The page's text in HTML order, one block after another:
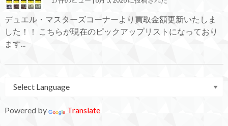
デュエル・マスターズコーナーより買取金額更新いたしま
した！！ こちらが現在のピックアップリストになっており
ます...
Powered by Translate